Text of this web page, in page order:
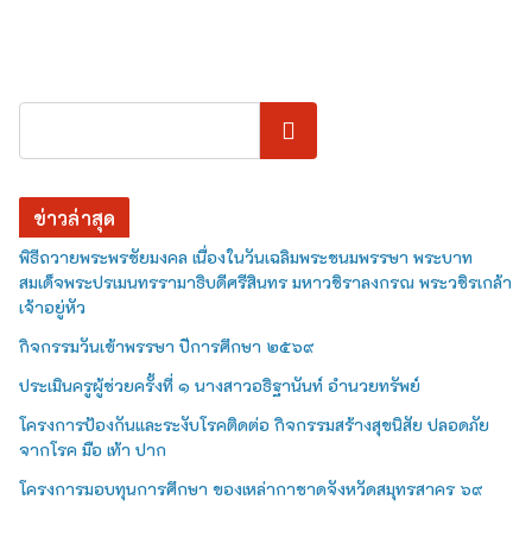
ค้นหา
ข่าวล่าสุด
พิธีถวายพระพรชัยมงคล เนื่องในวันเฉลิมพระชนมพรรษา พระบาท
สมเด็จพระปรเมนทรรามาธิบดีศรีสินทร มหาวชิราลงกรณ พระวชิรเกล้า
เจ้าอยู่หัว
กิจกรรมวันเข้าพรรษา ปีการศึกษา ๒๕๖๙
ประเมินครูผู้ช่วยครั้งที่ ๑ นางสาวอธิฐานันท์ อำนวยทรัพย์
โครงการป้องกันและระงับโรคติดต่อ กิจกรรมสร้างสุขนิสัย ปลอดภัย
จากโรค มือ เท้า ปาก
โครงการมอบทุนการศึกษา ของเหล่ากาชาดจังหวัดสมุทรสาคร ๖๙